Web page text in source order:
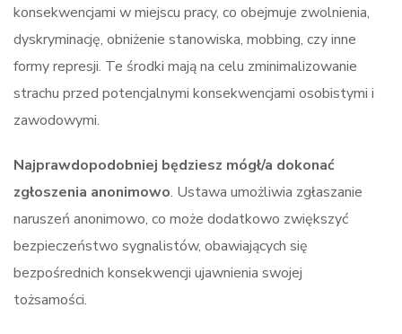
konsekwencjami w miejscu pracy, co obejmuje zwolnienia,
dyskryminację, obniżenie stanowiska, mobbing, czy inne
formy represji. Te środki mają na celu zminimalizowanie
strachu przed potencjalnymi konsekwencjami osobistymi i
zawodowymi.
Najprawdopodobniej będziesz mógł/a dokonać
zgłoszenia anonimowo. Ustawa umożliwia zgłaszanie
naruszeń anonimowo, co może dodatkowo zwiększyć
bezpieczeństwo sygnalistów, obawiających się
bezpośrednich konsekwencji ujawnienia swojej
tożsamości.